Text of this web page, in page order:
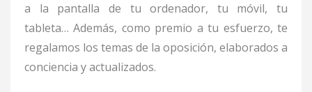
a la pantalla de tu ordenador, tu móvil, tu
tableta… Además, como premio a tu esfuerzo, te
regalamos los temas de la oposición, elaborados a
conciencia y actualizados.